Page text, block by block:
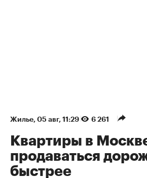
Жилье 05 авг, 11:29 6 261
Квартиры в
продаваться
быстрее